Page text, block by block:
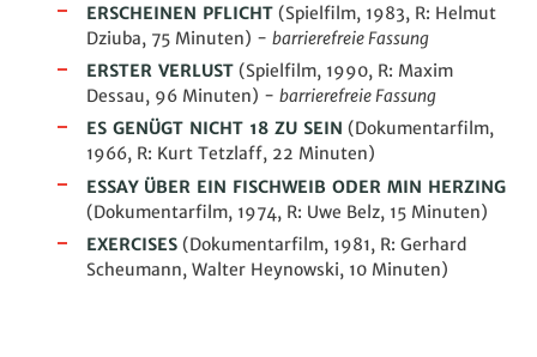
ERSCHEINEN PFLICHT (Spielfilm, 1983, R: Helmut
Dziuba, 75 Minuten) - barrierefreie Fassung
ERSTER VERLUST (Spielfilm, 1990, R: Maxim
Dessau, 96 Minuten) - barrierefreie Fassung
ES GENÜGT NICHT 18 ZU SEIN (Dokumentarfilm,
1966, R: Kurt Tetzlaff, 22 Minuten)
ESSAY ÜBER EIN FISCHWEIB ODER MIN HERZING
(Dokumentarfilm, 1974, R: Uwe Belz, 15 Minuten)
EXERCISES (Dokumentarfilm, 1981, R: Gerhard
Scheumann, Walter Heynowski, 10 Minuten)